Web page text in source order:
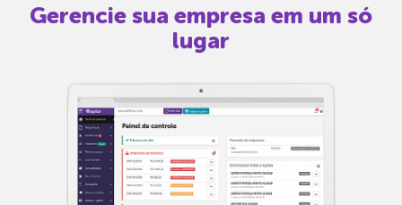
Gerencie sua empresa em um só
lugar